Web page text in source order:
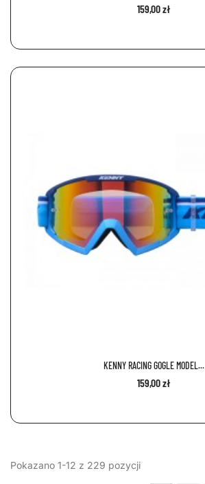
159,00 zł
KENNY RACING GOGLE MODEL...
159,00 zł
Pokazano 1-12 z 229 pozycji